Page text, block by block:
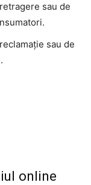
sau de
sau de
online